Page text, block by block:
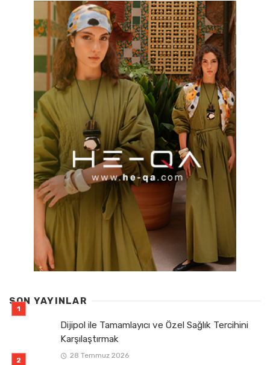
SON YAYINLAR
Dijipol ile Tamamlayıcı ve Özel Sağlık Tercihini
Karşılaştırmak
28 Temmuz 2026